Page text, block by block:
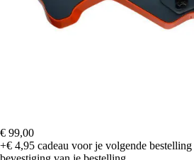
€ 99,00
+€ 4,95 cadeau voor je volgende bestelling